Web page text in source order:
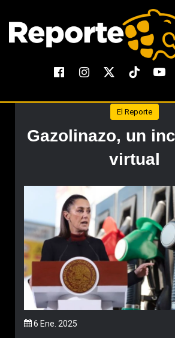
El Reporte
Gazolinazo, un
virtual
6 Ene. 2025